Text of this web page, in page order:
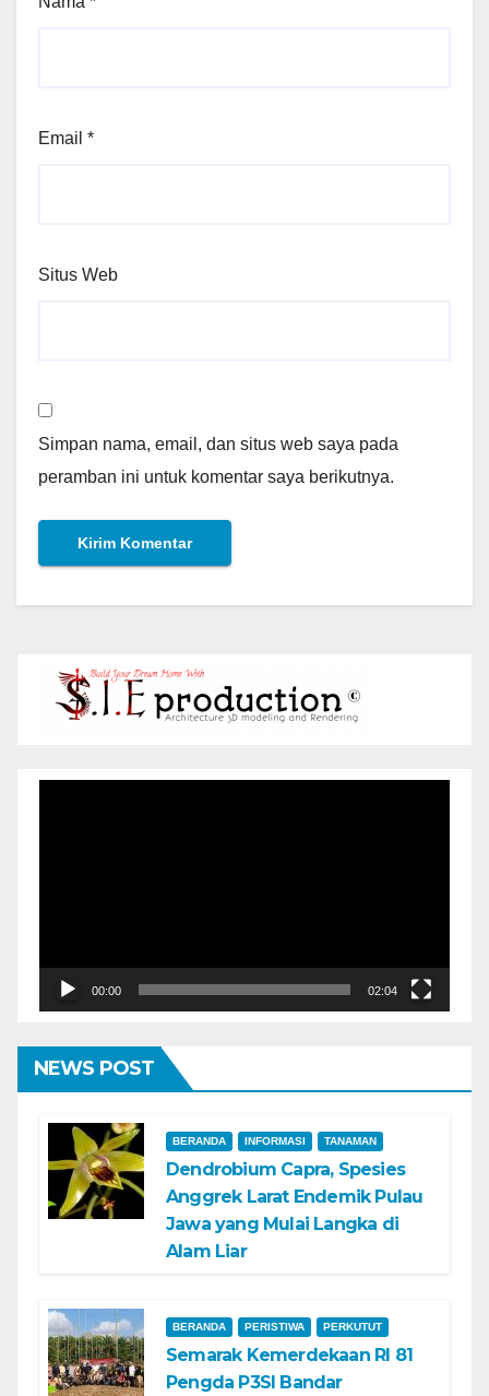
Email *
Situs Web
Simpan nama, email, dan situs web saya pada
peramban ini untuk komentar saya berikutnya.
00:00 02:04
NEWS POST
BERANDA INFORMASI TANAMAN
Dendrobium Capra, Spesies
Anggrek Larat Endemik Pulau
Jawa yang Mulai Langka di
Alam Liar
BERANDA PERISTIWA PERKUTUT
Semarak Kemerdekaan RI 81
Pengda P3SI Bandar